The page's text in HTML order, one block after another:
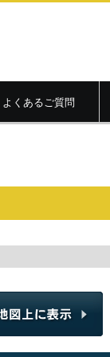
よくあるご質問